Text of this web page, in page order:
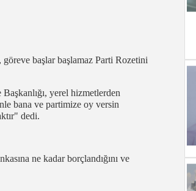
başlar başlamaz Parti Rozetini
yerel hizmetlerden
bana ve partimize oy versin
dedi.
ne kadar borçlandığını ve